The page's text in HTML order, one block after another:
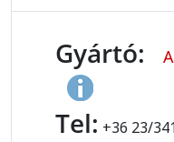
Gyártó:
Tel: +36 23/